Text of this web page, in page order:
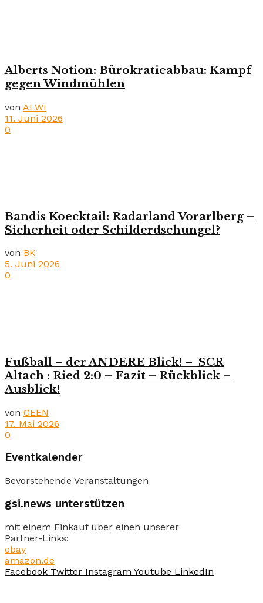
Alberts Notion: Bürokratieabbau: Kampf
gegen Windmühlen
von ALWI
11. Juni 2026
0
Bandis Koecktail: Radarland Vorarlberg –
Sicherheit oder Schilderdschungel?
von BK
5. Juni 2026
0
Fußball – der ANDERE Blick! – SCR
Altach : Ried 2:0 – Fazit – Rückblick –
Ausblick!
von GEEN
17. Mai 2026
0
Eventkalender
Bevorstehende Veranstaltungen
gsi.news unterstützen
mit einem Einkauf über einen unserer
Partner-Links:
ebay
amazon.de
Facebook Twitter Instagram Youtube LinkedIn